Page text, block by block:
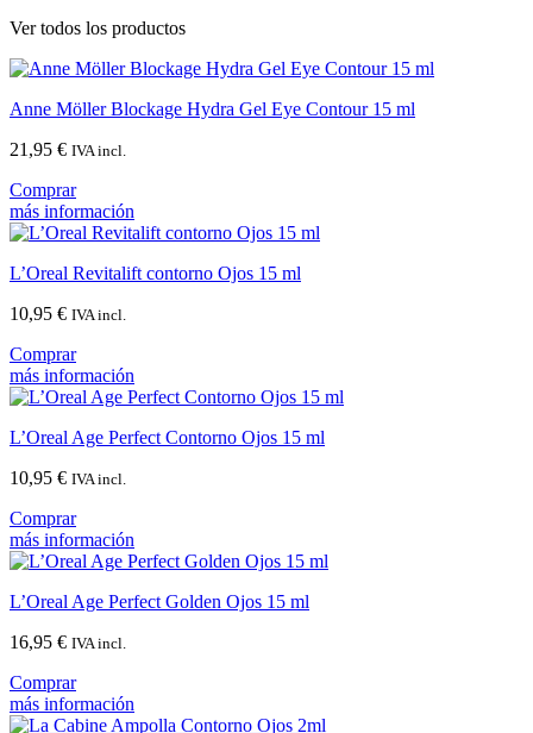
Ver todos los productos
Anne Möller Blockage Hydra Gel Eye Contour 15 ml
21,95 € IVA incl.
Comprar
más información
L’Oreal Revitalift contorno Ojos 15 ml
10,95 € IVA incl.
Comprar
más información
L’Oreal Age Perfect Contorno Ojos 15 ml
10,95 € IVA incl.
Comprar
más información
L’Oreal Age Perfect Golden Ojos 15 ml
16,95 € IVA incl.
Comprar
más información